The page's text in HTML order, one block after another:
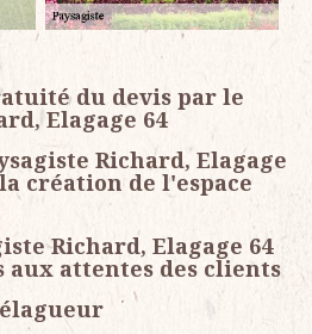
du devis par le
Elagage 64
Richard, Elagage
création de l'espace
Richard, Elagage 64
attentes des clients